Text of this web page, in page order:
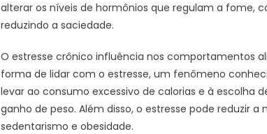
alterar os níveis de hormônios que regulam a fome,
reduzindo a saciedade.
O estresse crônico influência nos comportamentos
forma de lidar com o estresse, um fenômeno
levar ao consumo excessivo de calorias e à escolha
ganho de peso. Além disso, o estresse pode reduzir
sedentarismo e obesidade.